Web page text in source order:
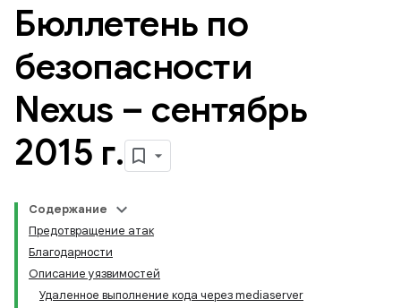
Бюллетень по
безопасности
Nexus – сентябрь
2015 г.
Содержание
Предотвращение атак
Благодарности
Описание уязвимостей
Удаленное выполнение кода через mediaserver